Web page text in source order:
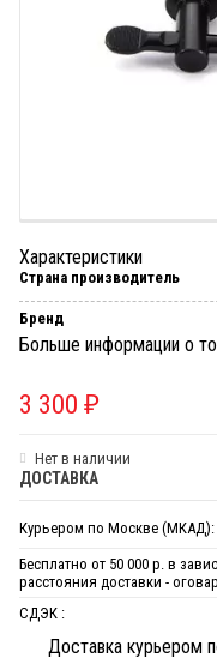
Характеристики
Страна производитель
Бренд
Больше информации о
3 300 ₽
Нет в наличии
ДОСТАВКА
Курьером по Москве (МКАД):
Бесплатно от 50 000 р. в
расстояния доставки -
СДЭК :
Доставка курьером